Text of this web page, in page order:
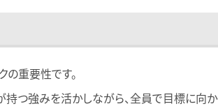
の重要性です。
持つ強みを活かしながら、全員で目標に向か